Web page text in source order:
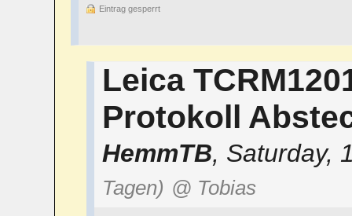
Eintrag gesperrt
Leica
Protokoll
HemmTB, Saturday,
Tagen) @ Tobias